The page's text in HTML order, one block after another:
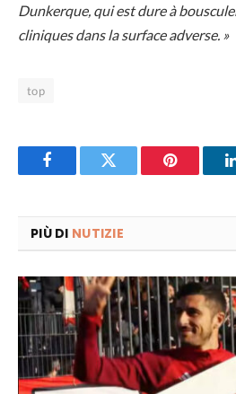
Dunkerque, qui est dure à
cliniques dans la surface adverse. »
top
FacebookTwitter Pinterest
PIÙ DI NUTIZIE